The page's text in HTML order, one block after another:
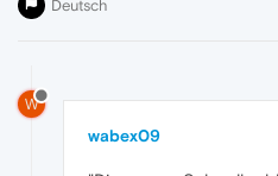
Deutsch
W
wabex09